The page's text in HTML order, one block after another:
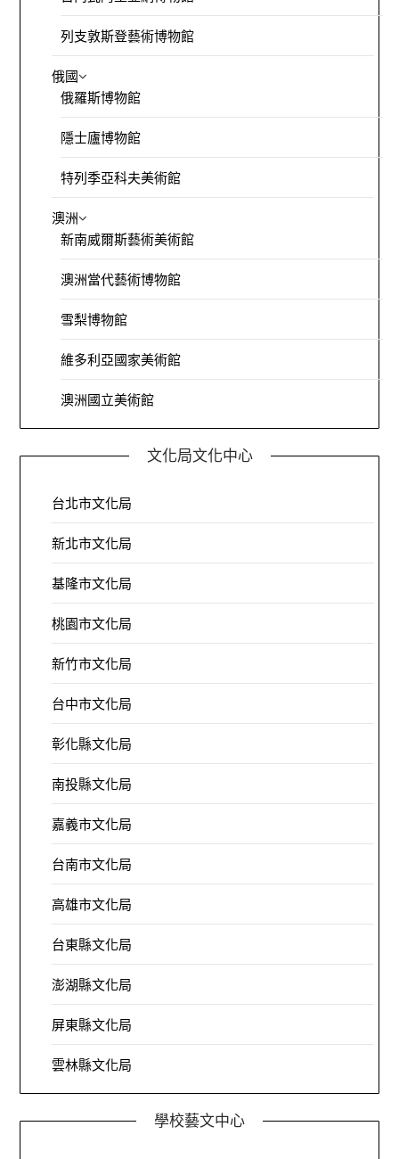
列支敦斯登藝術博物館
俄國
俄羅斯博物館
隱士廬博物館
特列季亞科夫美術館
澳洲
新南威爾斯藝術美術館
澳洲當代藝術博物館
雪梨博物館
維多利亞國家美術館
澳洲國立美術館
文化局文化中心
台北市文化局
新北市文化局
基隆市文化局
桃園市文化局
新竹市文化局
台中市文化局
彰化縣文化局
南投縣文化局
嘉義市文化局
台南市文化局
高雄市文化局
台東縣文化局
澎湖縣文化局
屏東縣文化局
雲林縣文化局
學校藝文中心